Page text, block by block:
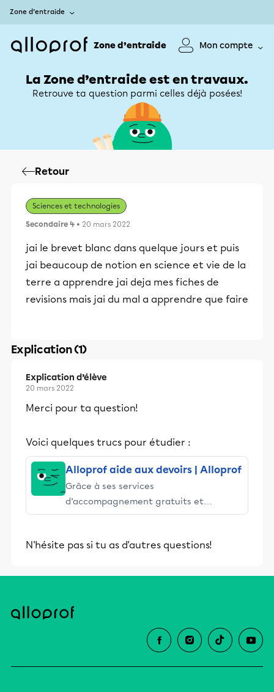
Zone d’entraide
Zone d’entraide Mon compte
La Zone d’entraide est en travaux.
Retrouve ta question parmi celles déjà posées!
Retour
Sciences et technologies
Secondaire 4 • 20 mars 2022
jai le brevet blanc dans quelque jours et puis
jai beaucoup de notion en science et vie de la
terre a apprendre jai deja mes fiches de
revisions mais jai du mal a apprendre que faire
Explication (1)
Explication d’élève
20 mars 2022
Merci pour ta question!
Voici quelques trucs pour étudier :
Alloprof aide aux devoirs | Alloprof
Grâce à ses services
d’accompagnement gratuits et
stimulants, Alloprof engage les élèves
éducative.
N'hésite pas si tu as d'autres questions!